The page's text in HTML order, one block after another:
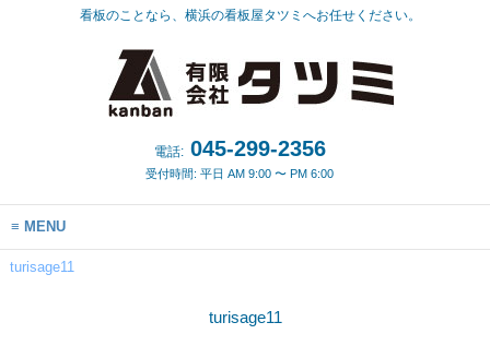
看板のことなら、横浜の看板屋タツミへお任せください。
電話:045-299-2356
受付時間: 平日 AM 9:00 〜 PM 6:00
MENU
turisage11
turisage11